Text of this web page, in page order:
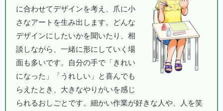
に合わせてデザインを考え、爪に小
さなアートを生み出します。どんな
デザインにしたいかを聞いたり、相
談しながら、一緒に形にしていく場
面も多いです。自分の手で「きれい
になった」「うれしい」と喜んでも
らえたとき、大きなやりがいを感じ
られるおしごとです。細かい作業が好きな人や、人を笑